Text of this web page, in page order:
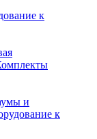
к
и
к